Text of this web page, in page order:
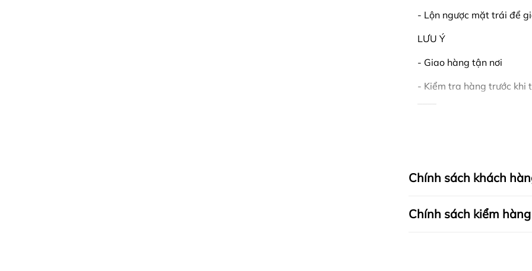
- Lộn ngược mặt trái để
LƯU Ý
- Giao hàng tận nơi
- Kiểm tra hàng trước khi
FAPAS tự hào là thương
luôn cập nhật xu hướng
Bộ sưu tập ÁO NAM của
tất cả đều được FAPAS
Chính sách khách
Chính sách kiểm hàng